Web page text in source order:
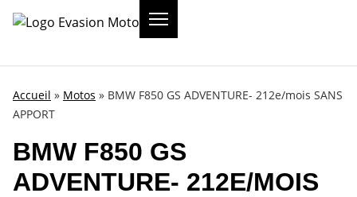
Accueil » Motos » BMW F850 GS ADVENTURE- 212e/mois SANS
APPORT
BMW F850 GS
ADVENTURE- 212E/MOIS